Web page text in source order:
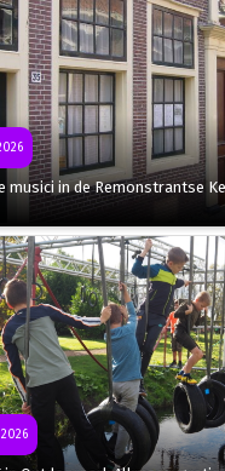
musici in de Remonstrantse